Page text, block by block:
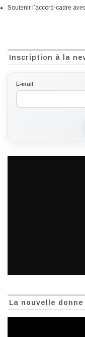
Soutenir l’accord-cadre
Inscription à la
E-mail
La nouvelle